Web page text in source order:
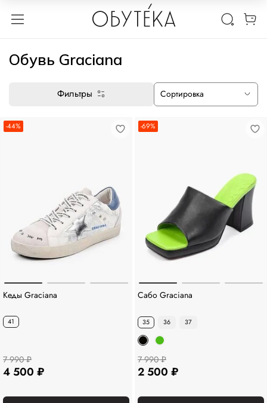
Обувь Graciana
Фильтры
-44%
Кеды Graciana
41
7 990 ₽
4 500 ₽
-69%
Сабо Graciana
35 36 37
7 990 ₽
2 500 ₽